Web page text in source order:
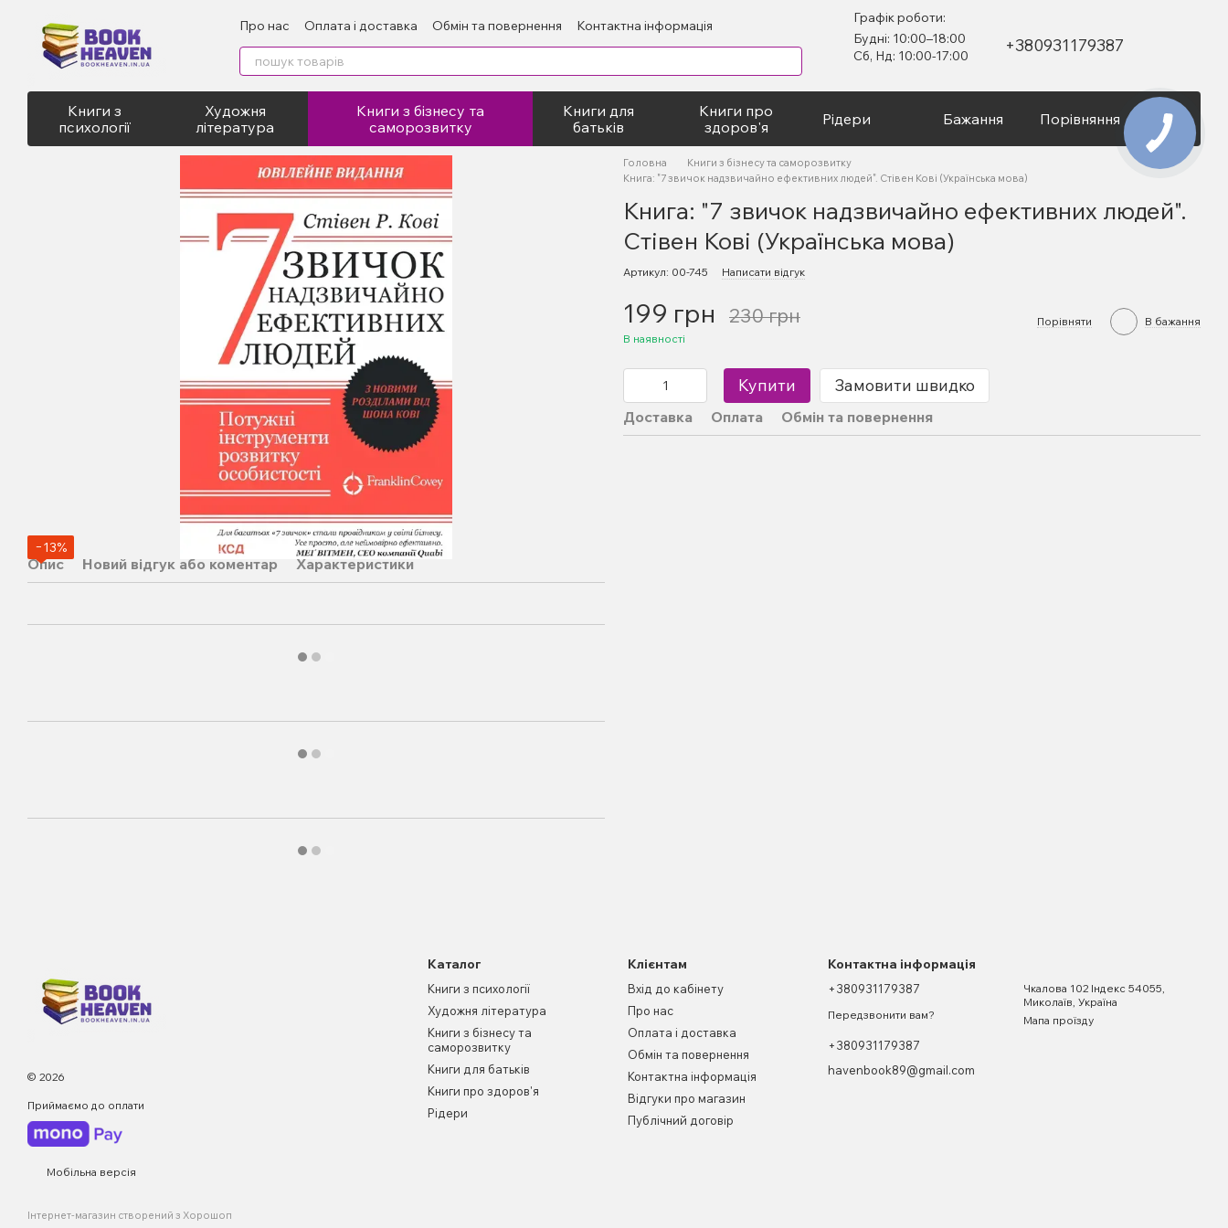
Про нас Оплата і доставка Обмін та повернення
Контактна інформація
Відгуки про магазин
Публічний договір
Графік роботи:
Будні: 10:00–18:00
Сб, Нд: 10:00-17:00
+380931179387
Книги з
психології
Художня
література
Книги з бізнесу та
саморозвитку
Книги для
батьків
Книги про
здоров'я
Рідери Бажання Порівняння Вхід
−13%
Опис Новий відгук або коментар Характеристики
Головна
Книги з бізнесу та саморозвитку
Книга: "7 звичок надзвичайно ефективних людей". Стівен Кові (Українська мова)
Книга: "7 звичок надзвичайно ефективних людей".
Стівен Кові (Українська мова)
Артикул: 00-745 Написати відгук
199 грн 230 грн
В наявності
Порівняти В бажання
Купити Замовити швидко
Доставка Оплата Обмін та повернення
© 2026
Приймаємо до оплати
Мобільна версія
Інтернет-магазин створений з Хорошоп
Каталог
Книги з психології
Художня література
Книги з бізнесу та
саморозвитку
Книги для батьків
Книги про здоров'я
Рідери
Клієнтам
Вхід до кабінету
Про нас
Оплата і доставка
Обмін та повернення
Контактна інформація
Відгуки про магазин
Публічний договір
Контактна інформація
+380931179387
Передзвонити вам?
+380931179387
havenbook89@gmail.com
Чкалова 102 Індекс 54055,
Миколаїв, Україна
Мапа проїзду